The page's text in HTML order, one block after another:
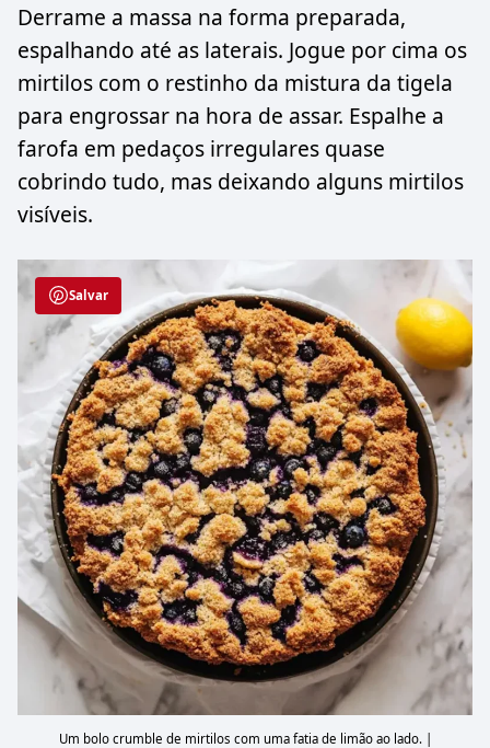
Derrame a massa na forma preparada,
espalhando até as laterais. Jogue por cima os
mirtilos com o restinho da mistura da tigela
para engrossar na hora de assar. Espalhe a
farofa em pedaços irregulares quase
cobrindo tudo, mas deixando alguns mirtilos
visíveis.
Salvar
Um bolo crumble de mirtilos com uma fatia de limão ao lado. |